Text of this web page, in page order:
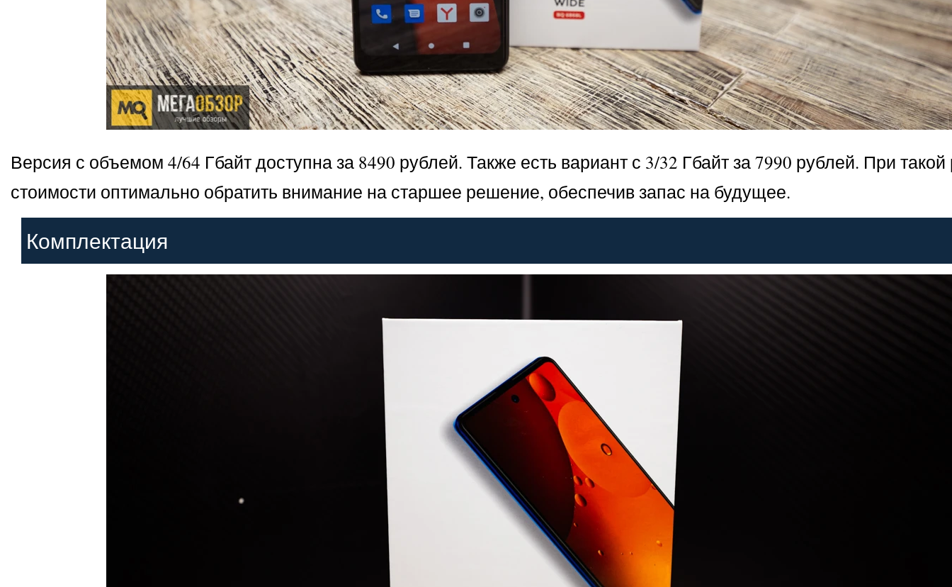
Версия с объемом 4/64 Гбайт доступна за 8490 рублей. Также есть вариант с 3/32 Гбайт за 7990 рублей. При такой
стоимости оптимально обратить внимание на старшее решение, обеспечив запас на будущее.
Комплектация